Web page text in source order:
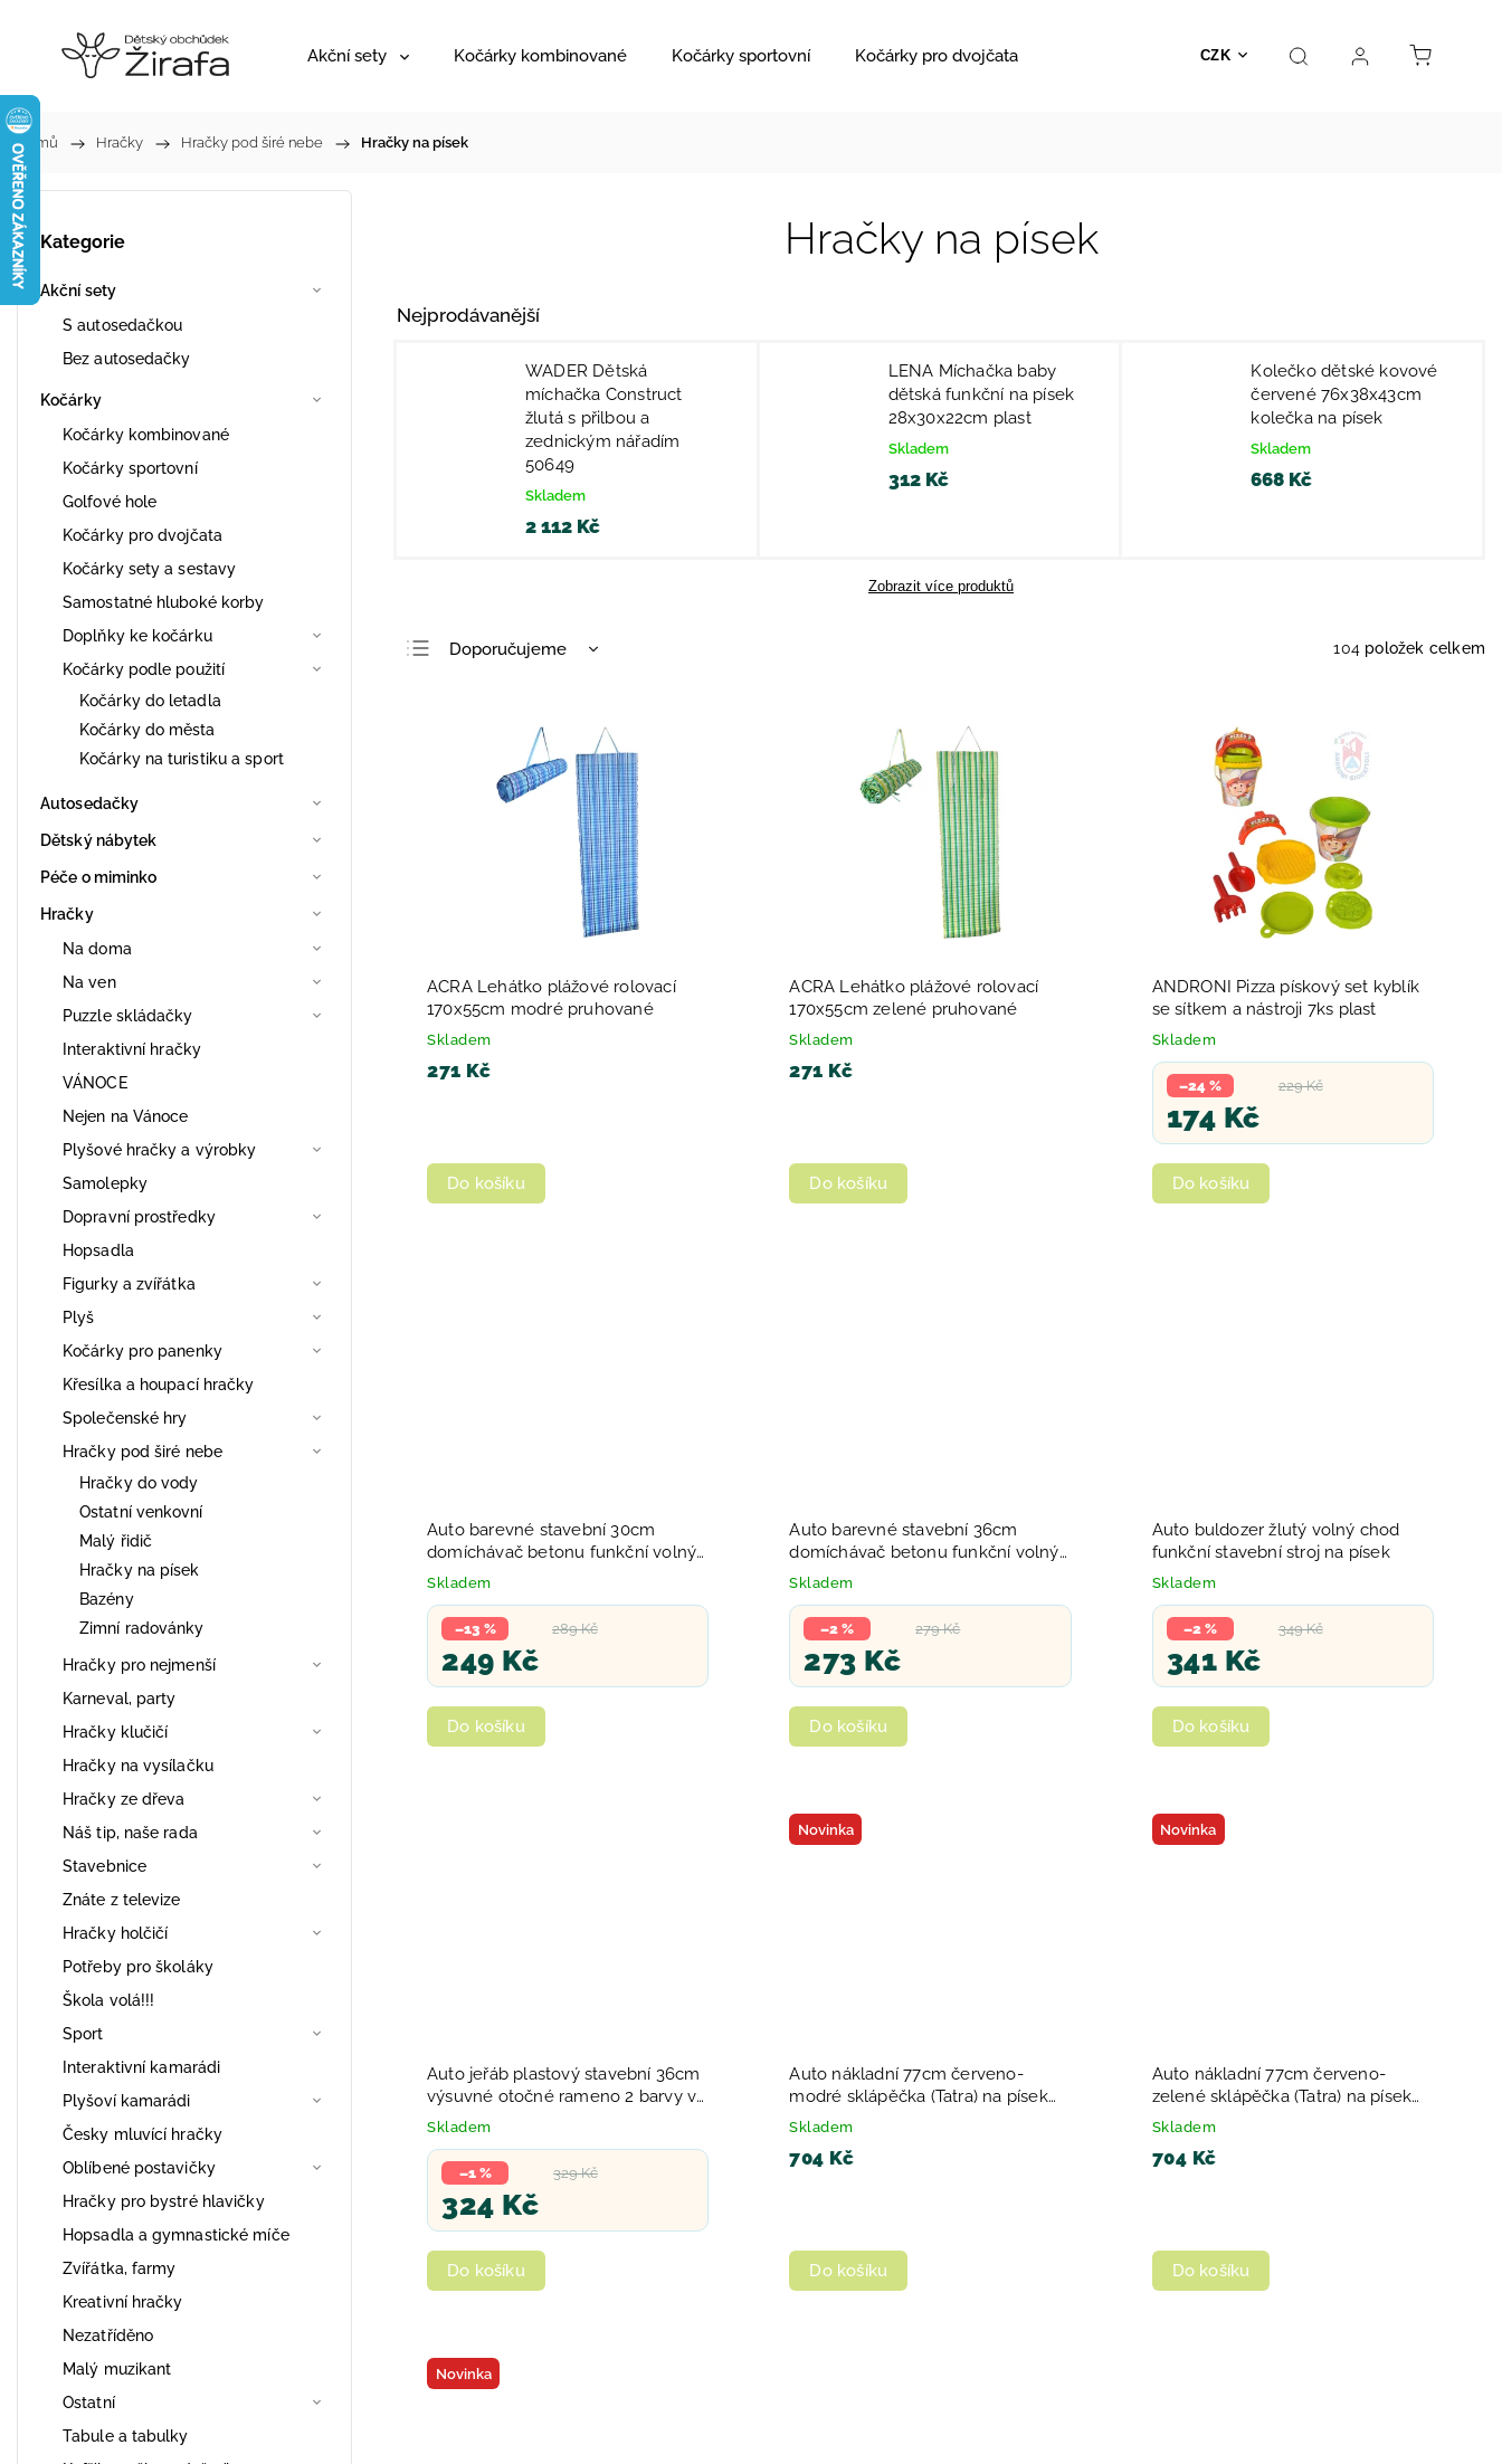
CZK
Akční sety Kočárky kombinované Kočárky sportovní Kočárky pro dvojčata Hračky Prodejna Kontakt
Domů / Hračky / Hračky pod širé nebe / Hračky na písek
Kategorie
Akční sety
S autosedačkou
Bez autosedačky
Kočárky
Kočárky kombinované
Kočárky sportovní
Golfové hole
Kočárky pro dvojčata
Kočárky sety a sestavy
Samostatné hluboké korby
Doplňky ke kočárku
Kočárky podle použití
Kočárky do letadla
Kočárky do města
Kočárky na turistiku a sport
Autosedačky
Dětský nábytek
Péče o miminko
Hračky
Na doma
Na ven
Puzzle skládačky
Interaktivní hračky
VÁNOCE
Nejen na Vánoce
Plyšové hračky a výrobky
Samolepky
Dopravní prostředky
Hopsadla
Figurky a zvířátka
Plyš
Kočárky pro panenky
Křesílka a houpací hračky
Společenské hry
Hračky pod širé nebe
Hračky do vody
Ostatní venkovní
Malý řidič
Hračky na písek
Bazény
Zimní radovánky
Hračky pro nejmenší
Karneval, party
Hračky klučičí
Hračky na vysílačku
Hračky ze dřeva
Náš tip, naše rada
Stavebnice
Znáte z televize
Hračky holčičí
Potřeby pro školáky
Škola volá!!!
Sport
Interaktivní kamarádi
Plyšoví kamarádi
Česky mluvící hračky
Oblíbené postavičky
Hračky pro bystré hlavičky
Hopsadla a gymnastické míče
Zvířátka, farmy
Kreativní hračky
Nezatříděno
Malý muzikant
Ostatní
Tabule a tabulky
Hračky na písek
Nejprodávanější
WADER Dětská
míchačka Construct
žlutá s přilbou a
zednickým nářadím
50649
Skladem
2 112 Kč
LENA Míchačka baby
dětská funkční na písek
28x30x22cm plast
Skladem
312 Kč
Kolečko dětské kovové
červené 76x38x43cm
kolečka na písek
Skladem
668 Kč
Zobrazit více produktů
Doporučujeme
Nejprodávanější
Abecedně
104 položek celkem
ACRA Lehátko plážové rolovací
170x55cm modré pruhované
Skladem
271 Kč
Do košíku
ACRA Lehátko plážové rolovací
170x55cm zelené pruhované
Skladem
271 Kč
Do košíku
ANDRONI Pizza pískový set kyblík
se sítkem a nástroji 7ks plast
Skladem
229 Kč
–24 %
174 Kč
Do košíku
Auto barevné stavební 30cm
domíchávač betonu funkční volný
chod na písek
Skladem
289 Kč
–13 %
249 Kč
Do košíku
Auto barevné stavební 36cm
domíchávač betonu funkční volný
chod na písek
Skladem
279 Kč
–2 %
273 Kč
Do košíku
Auto buldozer žlutý volný chod
funkční stavební stroj na písek
Skladem
349 Kč
–2 %
341 Kč
Do košíku
Auto jeřáb plastový stavební 36cm
výsuvné otočné rameno 2 barvy v
síťce
Skladem
329 Kč
–1 %
324 Kč
Do košíku
Novinka
Auto nákladní 77cm červeno-
modré sklápěčka (Tatra) na písek
plast
Skladem
704 Kč
Do košíku
Novinka
Auto nákladní 77cm červeno-
zelené sklápěčka (Tatra) na písek
plast
Skladem
704 Kč
Do košíku
Novinka